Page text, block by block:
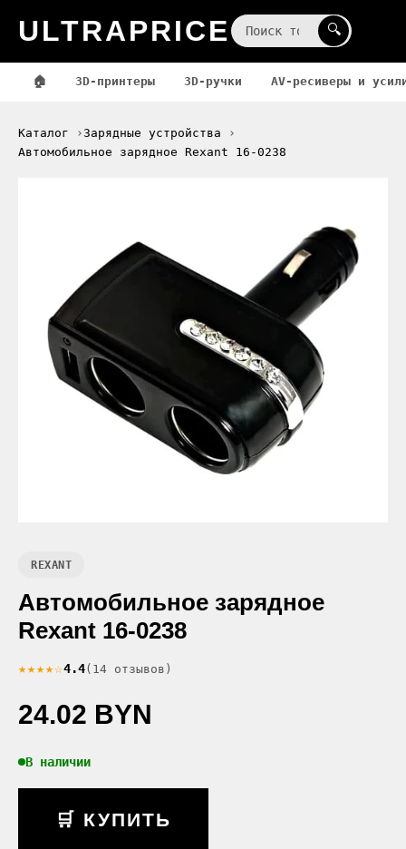
ULTRAPRICE 🔍
🏠 3D-принтеры 3D-ручки AV-ресиверы и
Каталог
Зарядные устройства
Автомобильное зарядное Rexant 16-0238
REXANT
Автомобильное зарядное
Rexant 16-0238
★★★★☆4.4(14 отзывов)
24.02 BYN
В наличии
🛒 КУПИТЬ